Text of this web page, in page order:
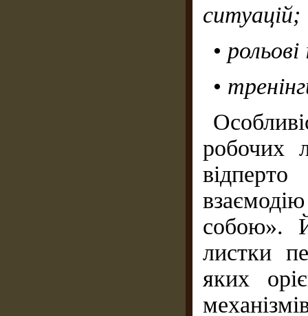
ситуацій;
• рольові
•
робочих
собою».
листки
яких